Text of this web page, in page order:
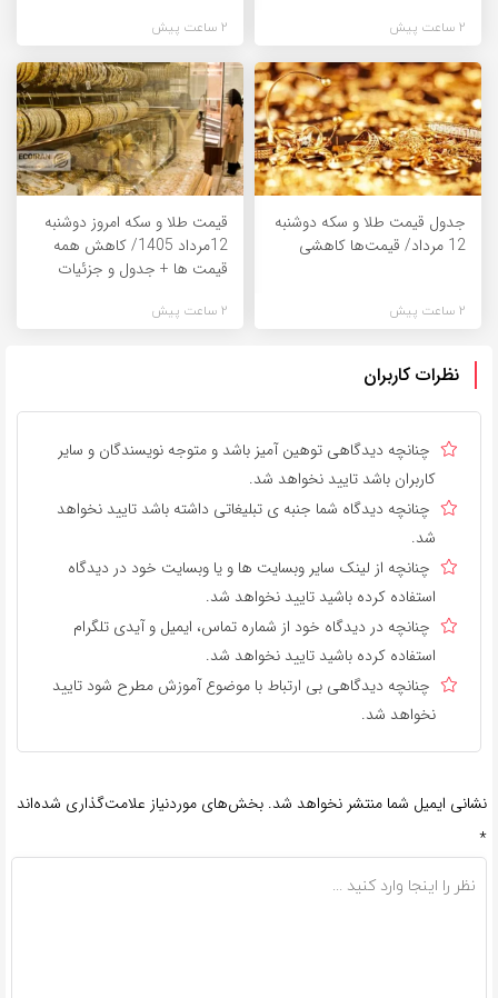
2 ساعت پیش 2 ساعت پیش
جدول قیمت طلا و سکه دوشنبه
12 مرداد/ قیمت‌ها کاهشی
2 ساعت پیش
قیمت طلا و سکه امروز دوشنبه
12مرداد 1405/ کاهش همه
قیمت ها + جدول و جزئیات
2 ساعت پیش
نظرات کاربران
چنانچه دیدگاهی توهین آمیز باشد و متوجه نویسندگان و سایر
کاربران باشد تایید نخواهد شد.
چنانچه دیدگاه شما جنبه ی تبلیغاتی داشته باشد تایید نخواهد
شد.
چنانچه از لینک سایر وبسایت ها و یا وبسایت خود در دیدگاه
استفاده کرده باشید تایید نخواهد شد.
چنانچه در دیدگاه خود از شماره تماس، ایمیل و آیدی تلگرام
استفاده کرده باشید تایید نخواهد شد.
چنانچه دیدگاهی بی ارتباط با موضوع آموزش مطرح شود تایید
نخواهد شد.
نشانی ایمیل شما منتشر نخواهد شد. بخش‌های موردنیاز علامت‌گذاری شده‌اند
*